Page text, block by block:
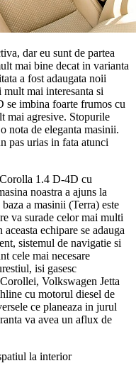
dar eu sunt de partea
mai bine decat in varianta
a fost adaugata noii
mai interesanta si
se imbina foarte frumos cu
mai agresive. Stopurile
nota de eleganta masinii.
pas urias in fata atunci
1.4 D-4D cu
noastra a ajuns la
a masinii (Terra) este
va surade celor mai multi
echipare se adauga
sistemul de navigatie si
cele mai necesare
isi gasesc
Volkswagen Jetta
cu motorul diesel de
ce planeaza in jurul
va avea un aflux de
la interior